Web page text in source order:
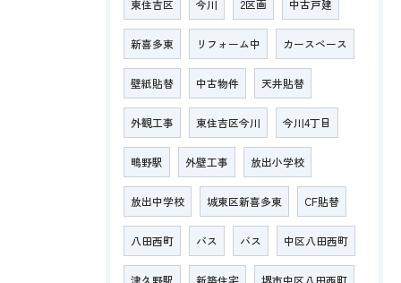
東住吉区 今川 2区画 中古戸建
新喜多東 リフォーム中 カースペース
壁紙貼替 中古物件 天井貼替
外観工事 東住吉区今川 今川4丁目
鴫野駅 外壁工事 放出小学校
放出中学校 城東区新喜多東 CF貼替
八田西町 バス バス 中区八田西町
津久野駅 新築住宅 堺市中区八田西町